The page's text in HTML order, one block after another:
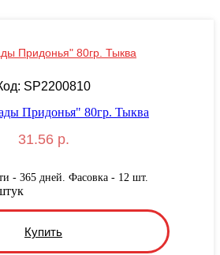
Придонья" 80гр. Тыква
SP2200810
31.56 р.
- 365 дней. Фасовка - 12 шт.
Купить